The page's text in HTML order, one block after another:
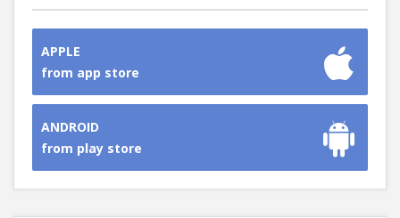
APPLE
from app store
ANDROID
from play store